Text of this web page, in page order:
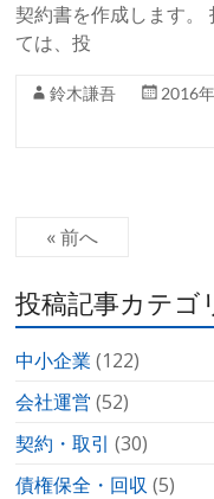
契約書を作成します。
ては、投
鈴木謙吾 2016
« 前へ
投稿記事カテゴ
中小企業 (122)
会社運営 (52)
契約・取引 (30)
債権保全・回収 (5)